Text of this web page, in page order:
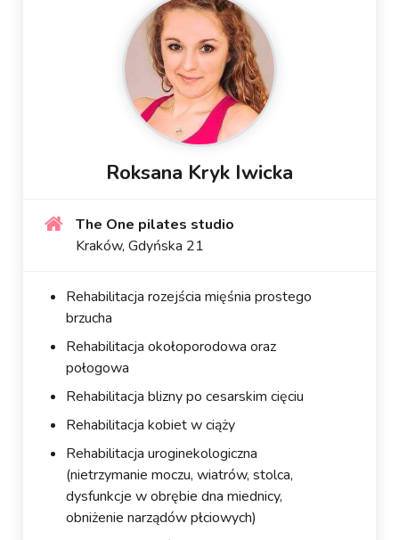
Roksana Kryk Iwicka
The One pilates studio
Kraków, Gdyńska 21
Rehabilitacja rozejścia mięśnia prostego
brzucha
Rehabilitacja okołoporodowa oraz
połogowa
Rehabilitacja blizny po cesarskim cięciu
Rehabilitacja kobiet w ciąży
Rehabilitacja uroginekologiczna
(nietrzymanie moczu, wiatrów, stolca,
dysfunkcje w obrębie dna miednicy,
obniżenie narządów płciowych)